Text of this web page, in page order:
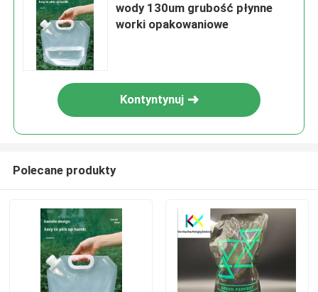
wody 130um grubość płynne
worki opakowaniowe
Kontyntynuj
Polecane produkty